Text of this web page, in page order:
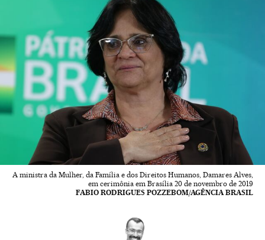
A ministra da Mulher, da Família e dos Direitos Humanos, Damares Alves,
em cerimônia em Brasília 20 de novembro de 2019
FABIO RODRIGUES POZZEBOM/AGÊNCIA BRASIL